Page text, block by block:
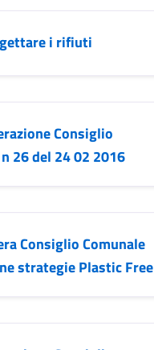
i rifiuti
Consiglio
26 del 24 02 2016
Consiglio Comunale
strategie Plastic Free